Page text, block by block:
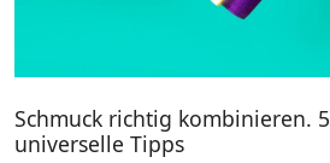
Schmuck richtig kombinieren. 5
universelle Tipps